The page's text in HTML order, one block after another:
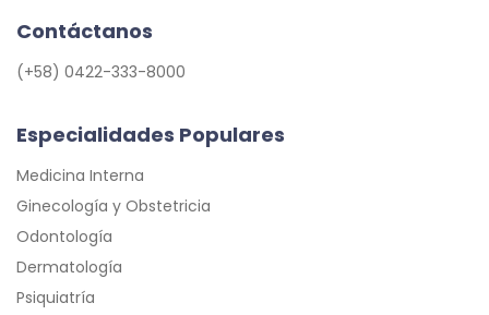
Contáctanos
(+58) 0422-333-8000
Especialidades Populares
Medicina Interna
Ginecología y Obstetricia
Odontología
Dermatología
Psiquiatría